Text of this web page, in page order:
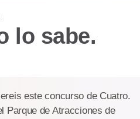
lo sabe.
este concurso de Cuatro.
Parque de Atracciones de